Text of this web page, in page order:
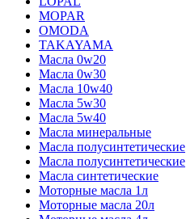
MOPAR
OMODA
TAKAYAMA
Масла 0w20
Масла 0w30
Масла 10w40
Масла 5w30
Масла 5w40
Масла минеральные
Масла полусинтетические
Масла полусинтетические
Масла синтетические
Моторные масла 1л
Моторные масла 20л